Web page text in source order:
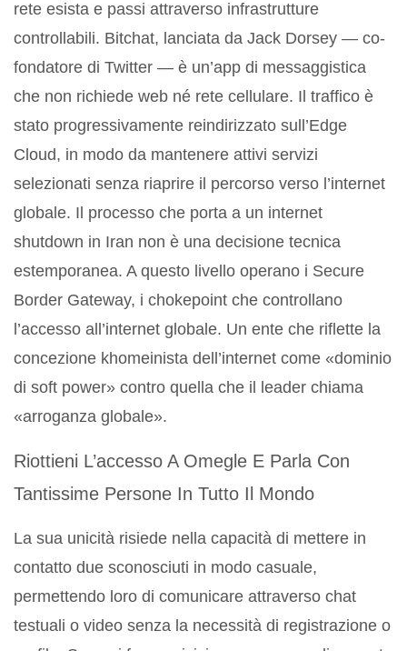
rete esista e passi attraverso infrastrutture
controllabili. Bitchat, lanciata da Jack Dorsey — co-
fondatore di Twitter — è un’app di messaggistica
che non richiede web né rete cellulare. Il traffico è
stato progressivamente reindirizzato sull’Edge
Cloud, in modo da mantenere attivi servizi
selezionati senza riaprire il percorso verso l’internet
globale. Il processo che porta a un internet
shutdown in Iran non è una decisione tecnica
estemporanea. A questo livello operano i Secure
Border Gateway, i chokepoint che controllano
l’accesso all’internet globale. Un ente che riflette la
concezione khomeinista dell’internet come «dominio
di soft power» contro quella che il leader chiama
«arroganza globale».
Riottieni L’accesso A Omegle E Parla Con
Tantissime Persone In Tutto Il Mondo
La sua unicità risiede nella capacità di mettere in
contatto due sconosciuti in modo casuale,
permettendo loro di comunicare attraverso chat
testuali o video senza la necessità di registrazione o